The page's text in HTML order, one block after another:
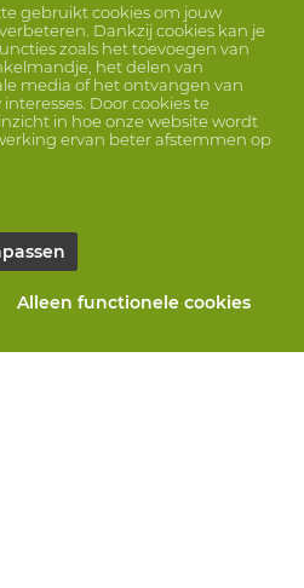
gebruikt cookies om jouw
Dankzij cookies kan je
zoals het toevoegen van
het delen van
media of het ontvangen van
Door cookies te
in hoe onze website wordt
ervan beter afstemmen op
Alleen functionele cookies